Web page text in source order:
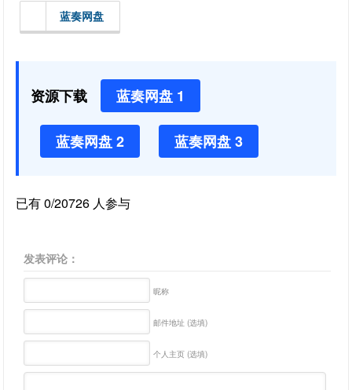
蓝奏网盘
资源下载 蓝奏网盘 1
蓝奏网盘 2 蓝奏网盘 3
已有 0/20726 人参与
发表评论：
昵称
邮件地址 (选填)
个人主页 (选填)